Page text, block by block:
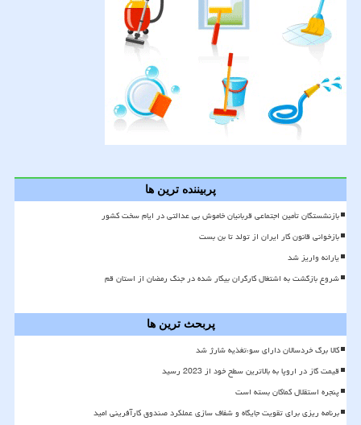
پربیننده ترین ها
بازنشستگان تأمین اجتماعی قربانیان خاموش بی عدالتی در ایام سخت کشور
بازخوانی قانون کار ایران از تولد تا بن بست
یارانه واریز شد
شروع بازگشت به اشتغال کارگران بیکار شده در جنگ رمضان از استان قم
پربحث ترین ها
کالا برگ خردسالان دارای سوءتغذیه شارژ شد
قیمت گاز در اروپا به بالاترین سطح خود از 2023 رسید
پنجره استقلال کماکان بسته است
برنامه ریزی برای تقویت جایگاه و شفاف سازی عملکرد صندوق کارآفرینی امید